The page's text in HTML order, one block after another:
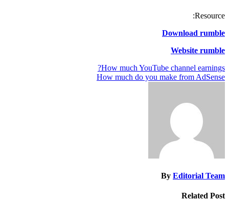
Resource:
Download rumble
Website rumble
تصفّح
المقالات
How much YouTube channel earnings?
How much do you make from AdSense
By Editorial Team
Related Post